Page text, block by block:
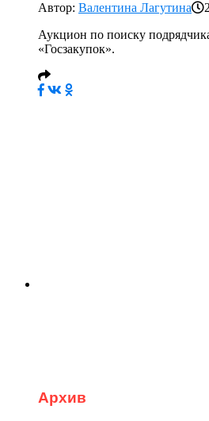
Автор: Валентина Лагутина
Аукцион по поиску
«Госзакупок».
Архив